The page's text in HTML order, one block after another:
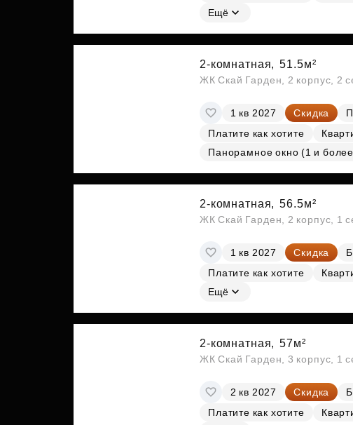
Ещё
2-комнатная, 51.5м²
ЖК Скай Гарден, 2 корпус, 2
1 кв 2027 Скидка
Платите как хотите
Панорамное окно (1 и
2-комнатная, 56.5м²
ЖК Скай Гарден, 2 корпус, 1
1 кв 2027 Скидка
Платите как хотите
Ещё
2-комнатная, 57м²
ЖК Скай Гарден, 3 корпус, 1
2 кв 2027 Скидка
Платите как хотите